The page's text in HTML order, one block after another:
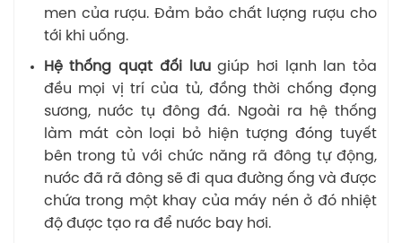
men của rượu. Đảm bảo chất lượng rượu cho
tới khi uống.
Hệ thống quạt đối lưugiúp hơi lạnh lan tỏa
đều mọi vị trí của tủ, đồng thời chống đọng
sương, nước tụ đông đá. Ngoài ra hệ thống
làm mát còn loại bỏ hiện tượng đóng tuyết
bên trong tủ với chức năng rã đông tự động,
nước đã rã đông sẽ đi qua đường ống và được
chứa trong một khay của máy nén ở đó nhiệt
độ được tạo ra để nước bay hơi.